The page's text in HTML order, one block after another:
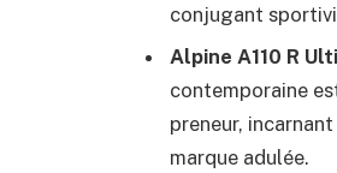
conjugant
Alpine A110 R
contemporaine
preneur,
marque adulée.